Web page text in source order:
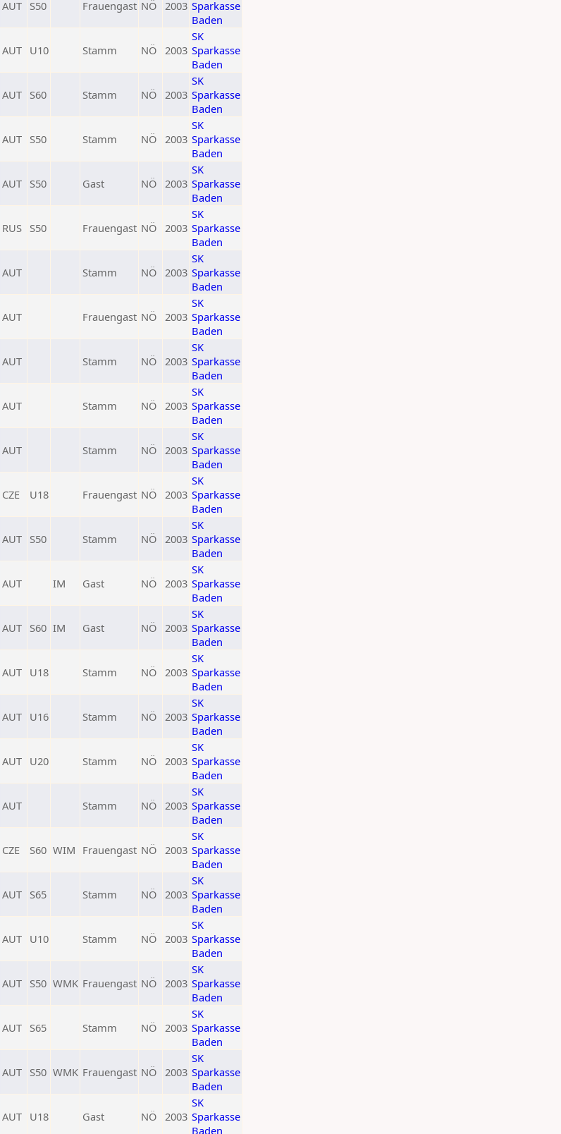
AUT S50 Frauengast NÖ 2003 Sparkasse
Baden
AUT U10 Stamm NÖ 2003
SK
Sparkasse
Baden
AUT S60 Stamm NÖ 2003
SK
Sparkasse
Baden
AUT S50 Stamm NÖ 2003
SK
Sparkasse
Baden
AUT S50 Gast NÖ 2003
SK
Sparkasse
Baden
RUS S50 Frauengast NÖ 2003
SK
Sparkasse
Baden
AUT Stamm NÖ 2003
SK
Sparkasse
Baden
AUT Frauengast NÖ 2003
SK
Sparkasse
Baden
AUT Stamm NÖ 2003
SK
Sparkasse
Baden
AUT Stamm NÖ 2003
SK
Sparkasse
Baden
AUT Stamm NÖ 2003
SK
Sparkasse
Baden
CZE U18 Frauengast NÖ 2003
SK
Sparkasse
Baden
AUT S50 Stamm NÖ 2003
SK
Sparkasse
Baden
AUT IM Gast NÖ 2003
SK
Sparkasse
Baden
AUT S60 IM Gast NÖ 2003
SK
Sparkasse
Baden
AUT U18 Stamm NÖ 2003
SK
Sparkasse
Baden
AUT U16 Stamm NÖ 2003
SK
Sparkasse
Baden
AUT U20 Stamm NÖ 2003
SK
Sparkasse
Baden
AUT Stamm NÖ 2003
SK
Sparkasse
Baden
CZE S60 WIM Frauengast NÖ 2003
SK
Sparkasse
Baden
AUT S65 Stamm NÖ 2003
SK
Sparkasse
Baden
AUT U10 Stamm NÖ 2003
SK
Sparkasse
Baden
AUT S50 WMK Frauengast NÖ 2003
SK
Sparkasse
Baden
AUT S65 Stamm NÖ 2003
SK
Sparkasse
Baden
AUT S50 WMK Frauengast NÖ 2003
SK
Sparkasse
Baden
AUT U18 Gast NÖ 2003
SK
Sparkasse
Baden